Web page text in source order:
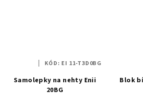
Samolepky na nehty Enii
20BG
KÓD: EI 11-T3D0BG
Blok